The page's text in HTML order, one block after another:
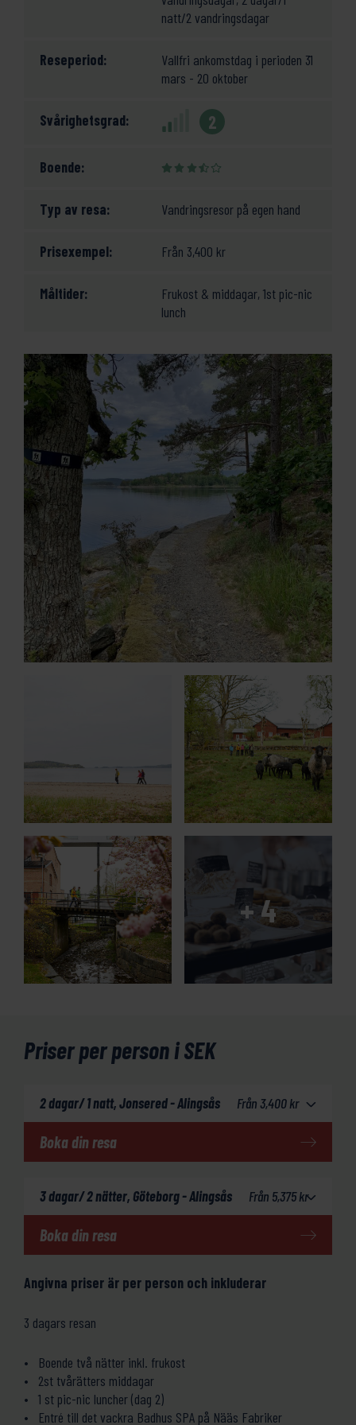
dig att boka in extranatt i Göteborg eller Alingsås för en total
natt/2 vandringsdagar
Reseperiod:
Vallfri ankomstdag i perioden 31
mars - 20 oktober
Svårighetsgrad: 2
Boende:
Typ av resa: Vandringsresor på egen hand
Prisexempel: Från 3,400 kr
Måltider:
Frukost & middagar, 1st pic-nic
lunch
Priser per person i SEK
2 dagar/ 1 natt, Jonsered - Alingsås Från 3,400kr
Boka din resa
3 dagar/ 2 nätter, Göteborg - Alingsås Från 5,375kr
Boka din resa
Angivna priser är per person och inkluderar
3 dagars resan
Boende två nätter inkl. frukost
2st tvårätters middagar
1 st pic-nic luncher (dag 2)
Entré till det vackra Badhus SPA på Nääs Fabriker